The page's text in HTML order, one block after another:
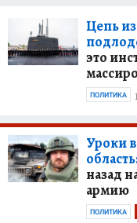
Цепь
это
ПОЛИТИКА
Уроки
назад
армию
ПОЛИТИКА